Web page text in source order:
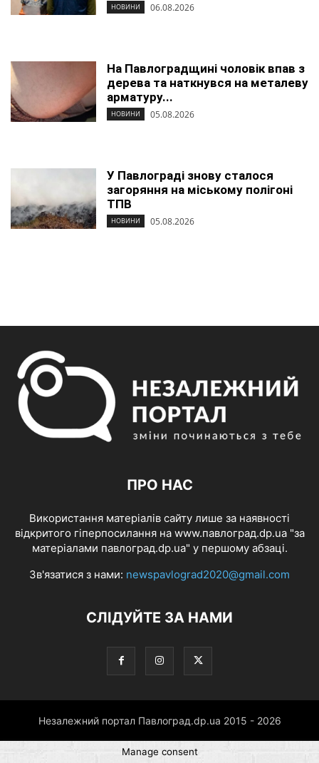
НОВИНИ 06.08.2026
На Павлоградщині чоловік впав з
дерева та наткнувся на металеву
арматуру...
НОВИНИ 05.08.2026
У Павлограді знову сталося
загоряння на міському полігоні
ТПВ
НОВИНИ 05.08.2026
ПРО НАС
Використання матеріалів сайту лише за наявності
відкритого гіперпосилання на www.павлоград.dp.ua "за
матеріалами павлоград.dp.ua" у першому абзаці.
Зв'язатися з нами: newspavlograd2020@gmail.com
СЛІДУЙТЕ ЗА НАМИ
Незалежний портал Павлоград.dp.ua 2015 - 2026
Manage consent